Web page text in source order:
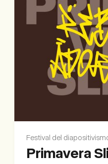
Festival del
Primavera